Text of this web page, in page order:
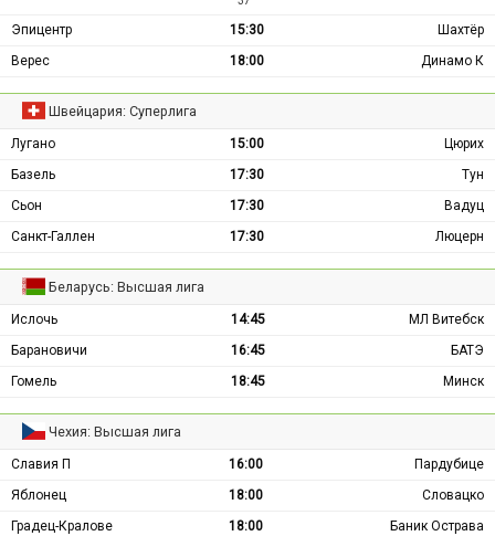
Эпицентр 15:30
Шахтёр
Верес
18:00 Динамо К
Швейцария: Суперлига
Лугано 15:00
Цюрих
Базель
17:30
Тун
Сьон
17:30
Вадуц
Санкт-Галлен
17:30 Люцерн
Беларусь: Высшая лига
Ислочь 14:45
МЛ Витебск
Барановичи
16:45
БАТЭ
Гомель
18:45 Минск
Чехия: Высшая лига
Славия П 16:00
Пардубице
Яблонец
18:00
Словацко
Градец-Кралове
18:00
Баник Острава